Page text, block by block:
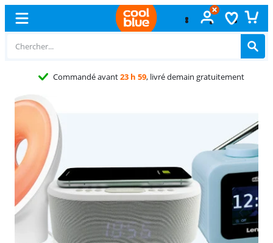
Commandé avant23 h 59, livré demain gratuitement